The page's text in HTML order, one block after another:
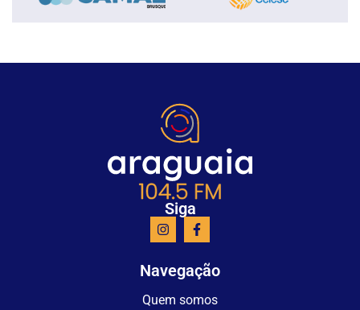
Siga
Navegação
Quem somos